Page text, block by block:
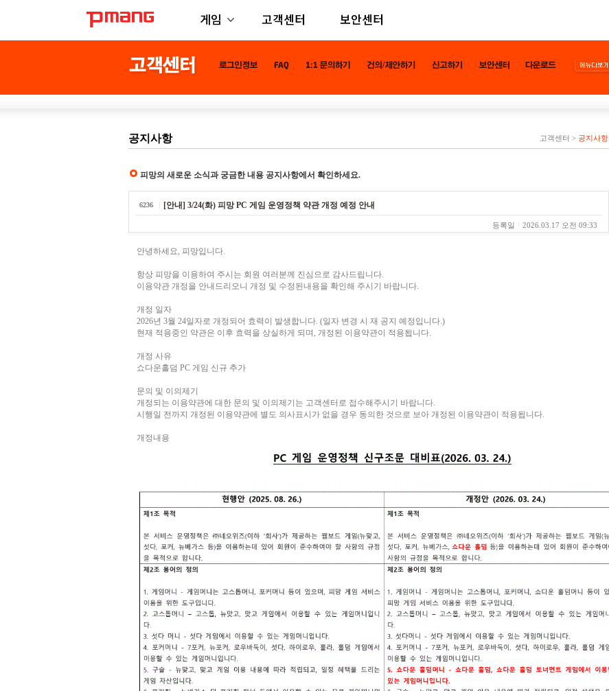
게임 고객센터 보안센터
공지사항 고객센터 > 공지사항
피망의 새로운 소식과 궁금한 내용 공지사항에서 확인하세요.
6236 [안내] 3/24(화) 피망 PC 게임 운영정책 약관 개정 예정 안내
등록일 2026.03.17 오전 09:33
안녕하세요, 피망입니다.
항상 피망을 이용하여 주시는 회원 여러분께 진심으로 감사드립니다.
이용약관 개정을 안내드리오니 개정 및 수정된내용을 확인해 주시기 바랍니다.
개정 일자
2026년 3월 24일자로 개정되어 효력이 발생합니다. (일자 변경 시 재 공지 예정입니다.)
현재 적용중인 약관은 이후 효력을 상실하게 되며, 개정된 이용약관이 적용됩니다.
개정 사유
쇼다운홀덤 PC 게임 신규 추가
문의 및 이의제기
개정되는 이용약관에 대한 문의 및 이의제기는 고객센터로 접수해주시기 바랍니다.
시행일 전까지 개정된 이용약관에 별도 의사표시가 없을 경우 동의한 것으로 보아 개정된 이용약관이 적용됩니다.
개정내용